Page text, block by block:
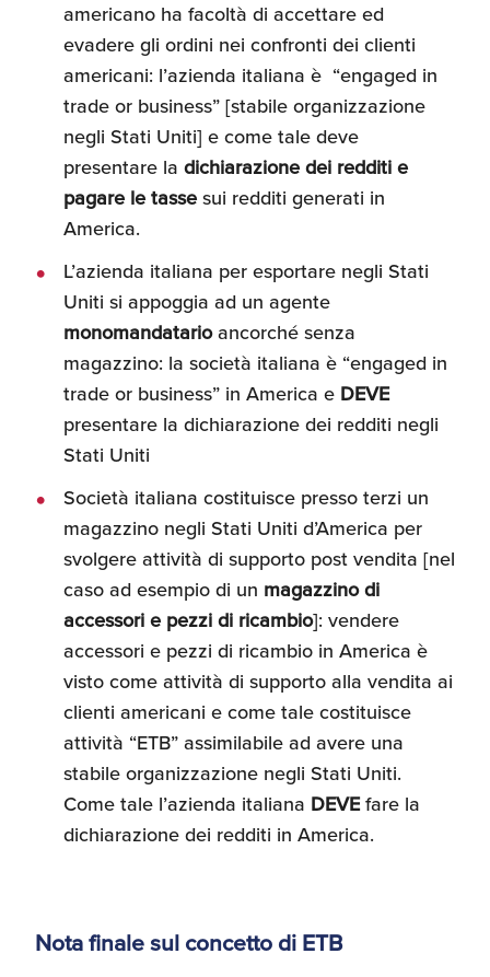
americano ha facoltà di accettare ed
evadere gli ordini nei confronti dei clienti
americani: l’azienda italiana è “engaged in
trade or business” [stabile organizzazione
negli Stati Uniti] e come tale deve
presentare la dichiarazione dei redditi e
pagare le tassesui redditi generati in
America.
L’azienda italiana per esportare negli Stati
Uniti si appoggia ad un agente
monomandatarioancorché senza
magazzino: la società italiana è “engaged in
trade or business” in America e DEVE
presentare la dichiarazione dei redditi negli
Stati Uniti
Società italiana costituisce presso terzi un
magazzino negli Stati Uniti d’America per
svolgere attività di supporto post vendita [nel
caso ad esempio di un magazzino di
accessori e pezzi di ricambio]: vendere
accessori e pezzi di ricambio in America è
visto come attività di supporto alla vendita ai
clienti americani e come tale costituisce
attività “ETB” assimilabile ad avere una
stabile organizzazione negli Stati Uniti.
Come tale l’azienda italiana DEVEfare la
dichiarazione dei redditi in America.
Nota finale sul concetto di ETB